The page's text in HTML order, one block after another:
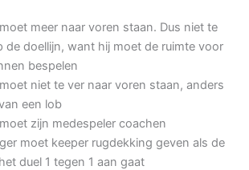
meer naar voren staan. Dus niet te
de doellijn, want hij moet de ruimte voor
bespelen
niet te ver naar voren staan, anders
een lob
zijn medespeler coachen
moet keeper rugdekking geven als de
duel 1 tegen 1 aan gaat